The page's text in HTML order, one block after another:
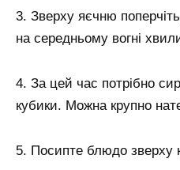
3. Зверху яєчню
на середньому вогні
4. За цей час потрібно сир
кубики. Можна крупно
5. Посипте блюдо зверху